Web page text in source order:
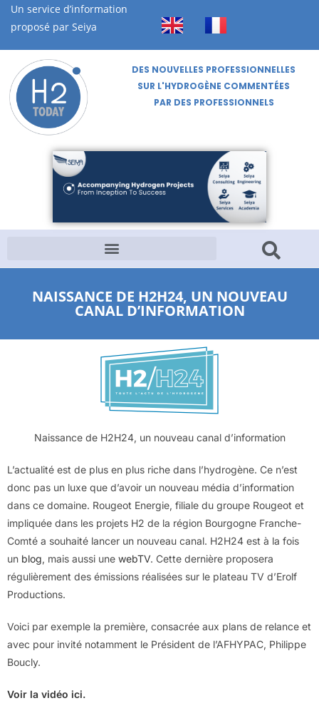
Un service d’information
proposé par Seiya
DES NOUVELLES PROFESSIONNELLES
SUR L'HYDROGÈNE COMMENTÉES
PAR DES PROFESSIONNELS
NAISSANCE DE H2H24, UN NOUVEAU
CANAL D’INFORMATION
Naissance de H2H24, un nouveau canal d’information
L’actualité est de plus en plus riche dans l’hydrogène. Ce n’est
donc pas un luxe que d’avoir un nouveau média d’information
dans ce domaine. Rougeot Energie, filiale du groupe Rougeot et
impliquée dans les projets H2 de la région Bourgogne Franche-
Comté a souhaité lancer un nouveau canal. H2H24 est à la fois
un blog, mais aussi une webTV. Cette dernière proposera
régulièrement des émissions réalisées sur le plateau TV d’Erolf
Productions.
Voici par exemple la première, consacrée aux plans de relance et
avec pour invité notamment le Président de l’AFHYPAC, Philippe
Boucly.
Voir la vidéo ici.